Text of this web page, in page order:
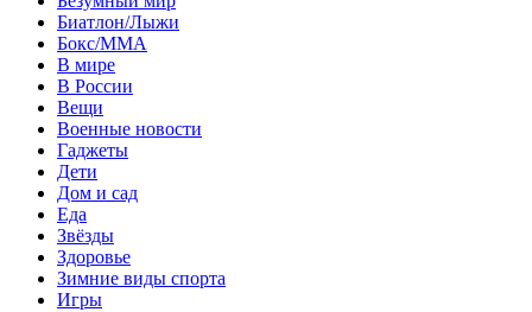
Биатлон/Лыжи
Бокс/MMA
В мире
В России
Вещи
Военные новости
Гаджеты
Дети
Дом и сад
Еда
Звёзды
Здоровье
Зимние виды спорта
Игры